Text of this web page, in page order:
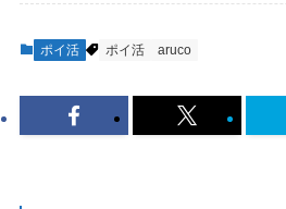
ポイ活 ポイ活 aruco